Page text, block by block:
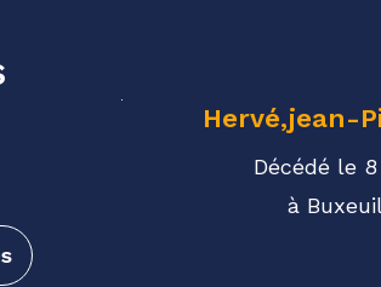
Hervé,jean-
Décédé le
à